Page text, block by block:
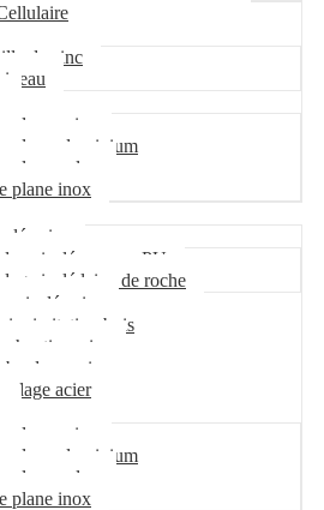
de zinc
plane acier
plane aluminium
plane galva
plane inox
acier
isolé mousse PU
isolé laine de roche
isolé acier
imitation bois
acier
acier
acier
plane acier
plane aluminium
plane galva
plane inox